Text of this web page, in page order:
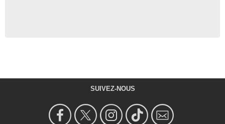
SUIVEZ-NOUS